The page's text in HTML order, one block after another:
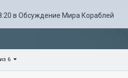
вОбсуждение Мира Кораблей
из 6